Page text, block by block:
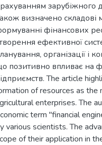
зарубіжного
визначено складові
фінансових
ефективної
організації і
позитивно впливає на
The article
of resources as the
enterprises. The
term "financial
various scientists. The
of their application in